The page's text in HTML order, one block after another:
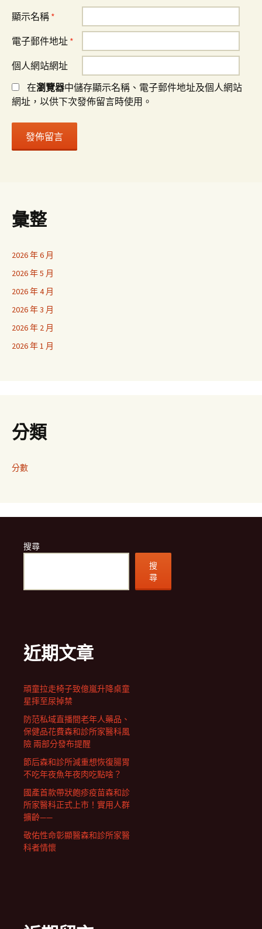
顯示名稱 *
電子郵件地址 *
個人網站網址
在瀏覽器中儲存顯示名稱、電子郵件地址及個人網站
網址，以供下次發佈留言時使用。
彙整
2026 年 6 月
2026 年 5 月
2026 年 4 月
2026 年 3 月
2026 年 2 月
2026 年 1 月
分類
分數
搜尋
搜
尋
近期文章
頑童拉走椅子致億嵐升降桌童
星摔至尿掉禁
防范私域直播間老年人藥品、
保健品花費森和診所家醫科風
險 兩部分發布提醒
節后森和診所減重想恢復腸胃
不吃年夜魚年夜肉吃點啥？
國產首款帶狀皰疹疫苗森和診
所家醫科正式上市！實用人群
擴齡——
敬佑性命彰顯醫森和診所家醫
科者情懷